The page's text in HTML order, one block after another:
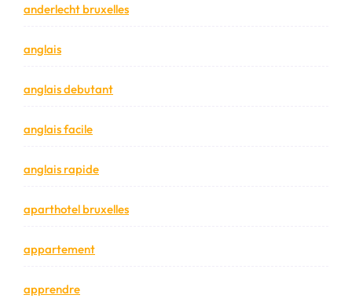
anderlecht bruxelles
anglais
anglais debutant
anglais facile
anglais rapide
aparthotel bruxelles
appartement
apprendre